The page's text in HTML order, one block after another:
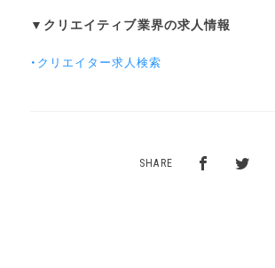
▼クリエイティブ業界の求人情報
・クリエイター求人検索
SHARE